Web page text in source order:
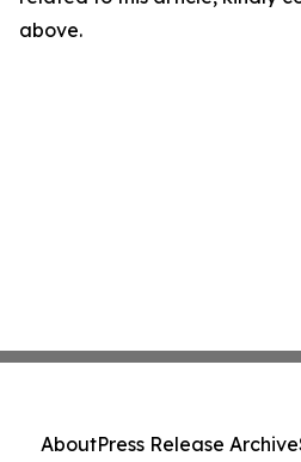
above.
AboutPress Release Archive